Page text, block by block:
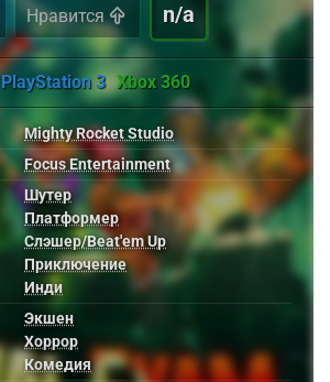
Нравится n/a
PlayStation 3 Xbox 360
Mighty Rocket Studio
Focus Entertainment
Шутер
Платформер
Слэшер/Beat'em Up
Приключение
Инди
Экшен
Хоррор
Комедия